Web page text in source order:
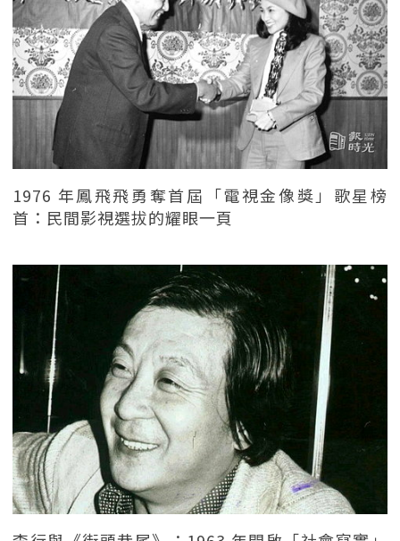
1976 年鳳飛飛勇奪首屆「電視金像獎」歌星榜
首：民間影視選拔的耀眼一頁